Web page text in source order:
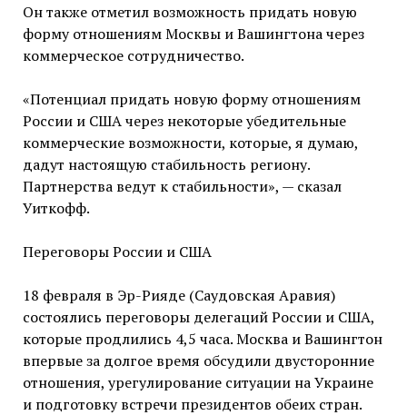
Он также отметил возможность придать новую
форму отношениям Москвы и Вашингтона через
коммерческое сотрудничество.
«Потенциал придать новую форму отношениям
России и США через некоторые убедительные
коммерческие возможности, которые, я думаю,
дадут настоящую стабильность региону.
Партнерства ведут к стабильности», — сказал
Уиткофф.
Переговоры России и США
18 февраля в Эр-Рияде (Саудовская Аравия)
состоялись переговоры делегаций России и США,
которые продлились 4,5 часа. Москва и Вашингтон
впервые за долгое время обсудили двусторонние
отношения, урегулирование ситуации на Украине
и подготовку встречи президентов обеих стран.